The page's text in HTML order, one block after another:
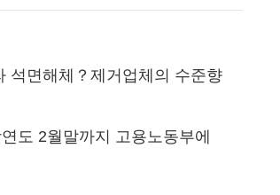
석면해체？제거업체의 수준향
도 2월말까지 고용노동부에